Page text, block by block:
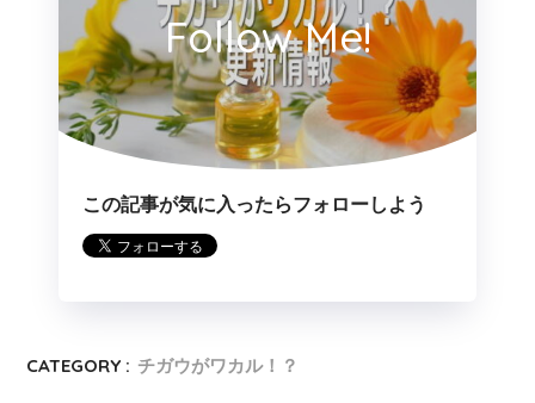
Follow Me!
この記事が気に入ったらフォローしよう
CATEGORY : チガウがワカル！？